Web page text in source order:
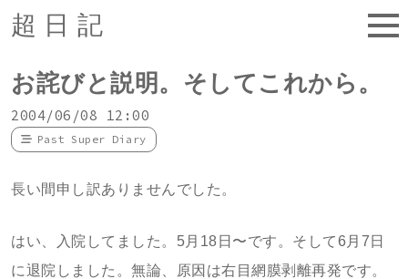
超日記
お詫びと説明。そしてこれから。
2004/06/08 12:00
Past Super Diary
長い間申し訳ありませんでした。
はい、入院してました。5月18日〜です。そして6月7日
に退院しました。無論、原因は右目網膜剥離再発です。